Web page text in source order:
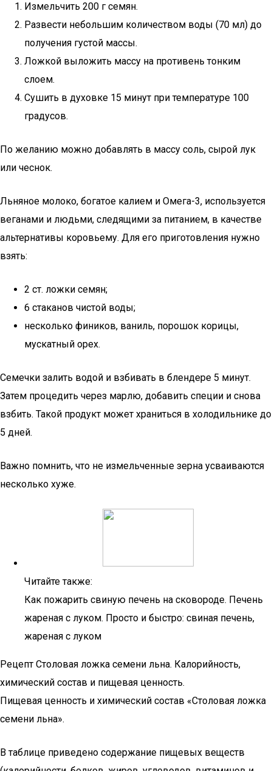
Измельчить 200 г семян.
Развести небольшим количеством воды (70 мл) до
получения густой массы.
Ложкой выложить массу на противень тонким
слоем.
Сушить в духовке 15 минут при температуре 100
градусов.
По желанию можно добавлять в массу соль, сырой лук
или чеснок.
Льняное молоко, богатое калием и Омега-3, используется
веганами и людьми, следящими за питанием, в качестве
альтернативы коровьему. Для его приготовления нужно
взять:
2 ст. ложки семян;
6 стаканов чистой воды;
несколько фиников, ваниль, порошок корицы,
мускатный орех.
Семечки залить водой и взбивать в блендере 5 минут.
Затем процедить через марлю, добавить специи и снова
взбить. Такой продукт может храниться в холодильнике до
5 дней.
Важно помнить, что не измельченные зерна усваиваются
несколько хуже.
Читайте также:
Как пожарить свиную печень на сковороде. Печень
жареная с луком. Просто и быстро: свиная печень,
жареная с луком
Рецепт Столовая ложка семени льна. Калорийность,
химический состав и пищевая ценность.
Пищевая ценность и химический состав «Столовая ложка
семени льна».
В таблице приведено содержание пищевых веществ